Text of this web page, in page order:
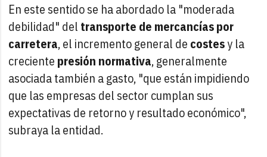
En este sentido se ha abordado la "moderada
debilidad" del transporte de mercancías por
carretera, el incremento general de costesy la
creciente presión normativa, generalmente
asociada también a gasto, "que están impidiendo
que las empresas del sector cumplan sus
expectativas de retorno y resultado económico",
subraya la entidad.